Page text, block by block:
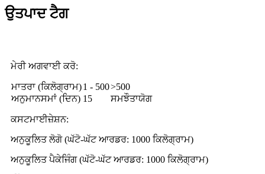
ਉਤਪਾਦ ਟੈਗ
ਮੇਰੀ ਅਗਵਾਈ ਕਰੋ:
ਮਾਤਰਾ (ਕਿਲੋਗ੍ਰਾਮ)1 - 500>500
ਅਨੁਮਾਨਸਮਾਂ (ਦਿਨ) 15 ਸਮਝੌਤਾਯੋਗ
ਕਸਟਮਾਈਜ਼ੇਸ਼ਨ:
ਅਨੁਕੂਲਿਤ ਲੋਗੋ (ਘੱਟੋ-ਘੱਟ ਆਰਡਰ: 1000 ਕਿਲੋਗ੍ਰਾਮ)
ਅਨੁਕੂਲਿਤ ਪੈਕੇਜਿੰਗ (ਘੱਟੋ-ਘੱਟ ਆਰਡਰ: 1000 ਕਿਲੋਗ੍ਰਾਮ)